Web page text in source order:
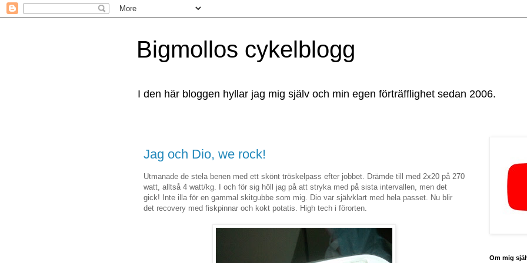
Bigmollos cykelblogg
I den här bloggen hyllar jag mig själv och min egen förträfflighet sedan 2006.
Jag och Dio, we rock!
Utmanade de stela benen med ett skönt tröskelpass efter jobbet. Drämde till med 2x20 på 270
watt, alltså 4 watt/kg. I och för sig höll jag på att stryka med på sista intervallen, men det
gick! Inte illa för en gammal skitgubbe som mig. Dio var självklart med hela passet. Nu blir
det recovery med fiskpinnar och kokt potatis. High tech i förorten.
Om mig